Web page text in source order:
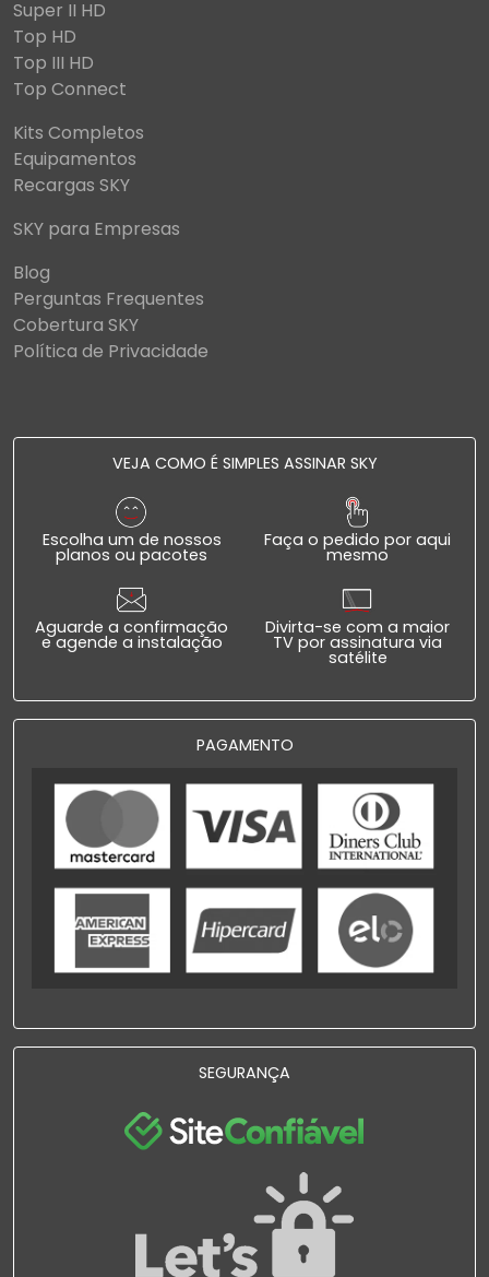
Super II HD
Top HD
Top III HD
Top Connect
Kits Completos
Equipamentos
Recargas SKY
SKY para Empresas
Blog
Perguntas Frequentes
Cobertura SKY
Política de Privacidade
VEJA COMO É SIMPLES ASSINAR SKY
Escolha um de nossos
planos ou pacotes
Faça o pedido por aqui
mesmo
Aguarde a confirmação
e agende a instalação
Divirta-se com a maior
TV por assinatura via
satélite
PAGAMENTO
SEGURANÇA